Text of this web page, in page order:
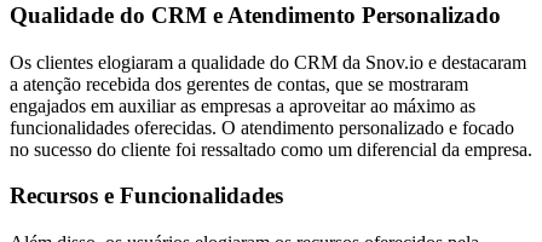
Qualidade do CRM e Atendimento Personalizado
Os clientes elogiaram a qualidade do CRM da Snov.io e destacaram
a atenção recebida dos gerentes de contas, que se mostraram
engajados em auxiliar as empresas a aproveitar ao máximo as
funcionalidades oferecidas. O atendimento personalizado e focado
no sucesso do cliente foi ressaltado como um diferencial da empresa.
Recursos e Funcionalidades